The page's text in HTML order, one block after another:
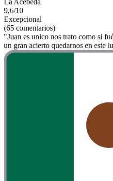
La Acebeda
9,6/10
Excepcional
(65 comentarios)
"Juan es unico nos trato como si
un gran acierto quedarnos en este